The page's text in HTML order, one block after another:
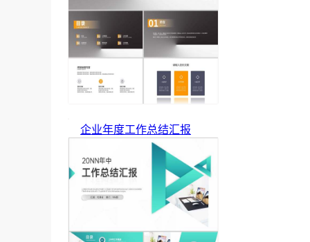
企业年度工作总结汇报